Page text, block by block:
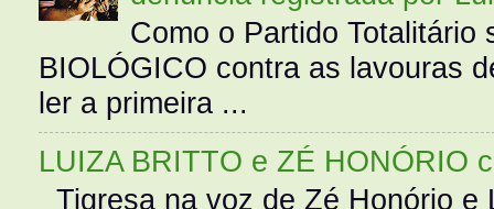
Como o Partido Totalitário
BIOLÓGICO contra as lavouras
ler a primeira ...
LUIZA BRITTO e ZÉ HONÓRIO
Tigresa na voz de Zé Honório